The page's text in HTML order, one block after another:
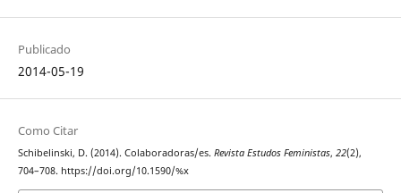
Publicado
2014-05-19
Como Citar
Schibelinski, D. (2014). Colaboradoras/es. Revista Estudos Feministas, 22(2),
704–708. https://doi.org/10.1590/%x